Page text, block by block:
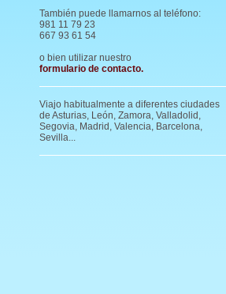
También puede llamarnos al teléfono:
981 11 79 23
667 93 61 54
o bien utilizar nuestro
formulario de contacto.
Viajo habitualmente a diferentes ciudades
de Asturias, León, Zamora, Valladolid,
Segovia, Madrid, Valencia, Barcelona,
Sevilla...